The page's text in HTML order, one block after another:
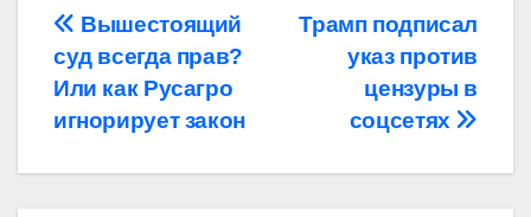
Навигация
по
записям
Трамп подписал
указ против
цензуры в
соцсетях
Вышестоящий
суд всегда прав?
Или как Русагро
игнорирует закон